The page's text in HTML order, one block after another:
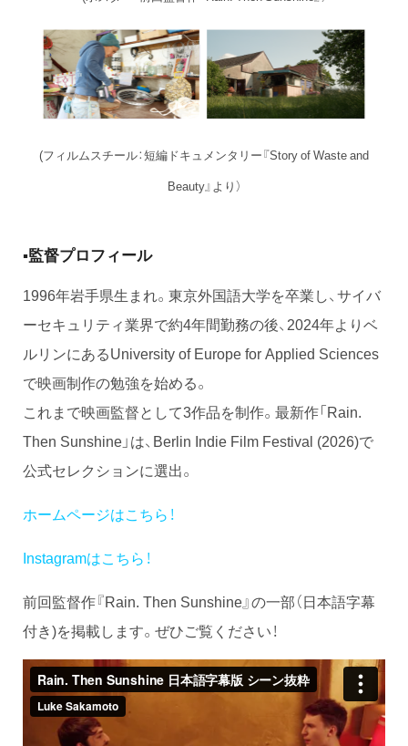
(フィルムスチール：短編ドキュメンタリー『Story of Waste and
Beauty』より）
▪️監督プロフィール
1996年岩手県生まれ。東京外国語大学を卒業し、サイバ
ーセキュリティ業界で約4年間勤務の後、2024年よりベ
ルリンにあるUniversity of Europe for Applied Sciences
で映画制作の勉強を始める。
これまで映画監督として3作品を制作。最新作「Rain.
Then Sunshine」は、Berlin Indie Film Festival (2026)で
公式セレクションに選出。
ホームページはこちら！
Instagramはこちら！
前回監督作『Rain. Then Sunshine』の一部（日本語字幕
付き)を掲載します。ぜひご覧ください！